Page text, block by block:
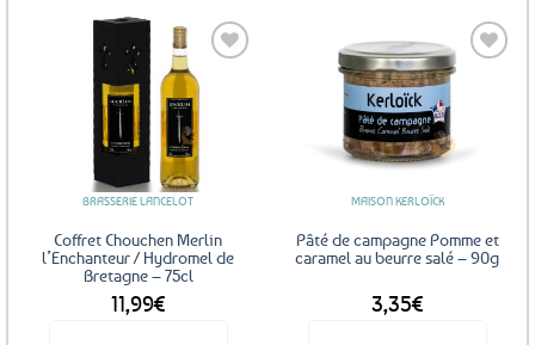
BRASSERIE LANCELOT
Coffret Chouchen Merlin
l’Enchanteur / Hydromel de
Bretagne – 75cl
11,99€
MAISON KERLOÏCK
Pâté de campagne Pomme et
caramel au beurre salé – 90g
3,35€